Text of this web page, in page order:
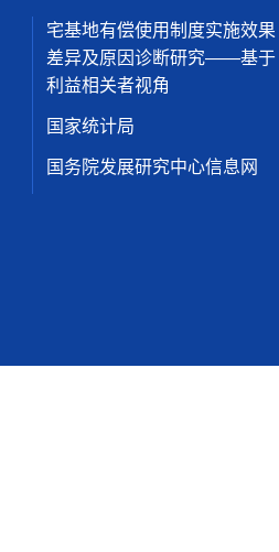
宅基地有偿使用制度实施效果
差异及原因诊断研究——基于
利益相关者视角
国家统计局
国务院发展研究中心信息网